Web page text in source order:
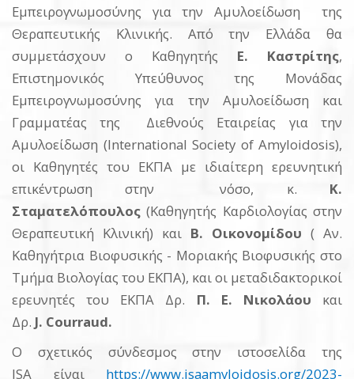
Εμπειρογνωμοσύνης για την Αμυλοείδωση της
Θεραπευτικής Κλινικής. Από την Ελλάδα θα
συμμετάσχουν ο Καθηγητής Ε. Καστρίτης,
Επιστημονικός Υπεύθυνος της Μονάδας
Εμπειρογνωμοσύνης για την Αμυλοείδωση και
Γραμματέας της Διεθνούς Εταιρείας για την
Αμυλοείδωση (Ιnternational Society of Amyloidosis),
οι Καθηγητές του ΕΚΠΑ με ιδιαίτερη ερευνητική
επικέντρωση στην νόσο, κ. Κ.
Σταματελόπουλος (Καθηγητής Καρδιολογίας στην
Θεραπευτική Κλινική) και Β. Οικονομίδου ( Αν.
Καθηγήτρια Βιοφυσικής - Μοριακής Βιοφυσικής στο
Τμήμα Βιολογίας του ΕΚΠΑ), και οι μεταδιδακτορικοί
ερευνητές του ΕΚΠΑ Δρ. Π. Ε. Νικολάου και
Δρ. J. Courraud.
Ο σχετικός σύνδεσμος στην ιστοσελίδα της
ISA είναι https://www.isaamyloidosis.org/2023-